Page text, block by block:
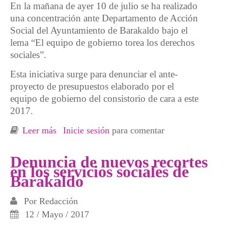
En la mañana de ayer 10 de julio se ha realizado
una concentración ante Departamento de Acción
Social del Ayuntamiento de Barakaldo bajo el
lema “El equipo de gobierno torea los derechos
sociales”.
Esta iniciativa surge para denunciar el ante-
proyecto de presupuestos elaborado por el
equipo de gobierno del consistorio de cara a este
2017.
Leer más sobre [Barakaldo] El ayuntamiento torea
Inicie sesión para comentar
Denuncia de nuevos recortes
en los servicios sociales de
Barakaldo
Por Redacción
12 / Mayo / 2017